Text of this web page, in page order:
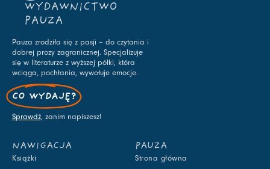
WYDAWNICTWO
PAUZA
Pauza zrodziła się z pasji – do czytania i
dobrej prozy zagranicznej. Specjalizuje
się w literaturze z wyższej półki, która
wciąga, pochłania, wywołuje emocje.
CO WYDAJĘ?
Sprawdź, zanim napiszesz!
NAWIGACJA
Książki
PAUZA
Strona główna